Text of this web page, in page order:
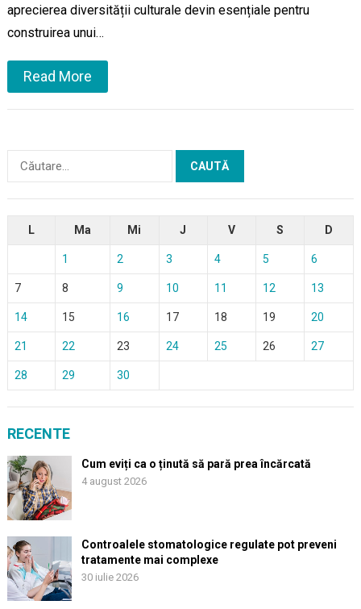
aprecierea diversității culturale devin esențiale pentru
construirea unui…
Read More
după:
L Ma Mi J V S D
1 2 3 4 5 6
7 8 9 10 11 12 13
14 15 16 17 18 19 20
21 22 23 24 25 26 27
28 29 30
RECENTE
Cum eviți ca o ținută să pară prea încărcată
4 august 2026
Controalele stomatologice regulate pot preveni
tratamente mai complexe
30 iulie 2026